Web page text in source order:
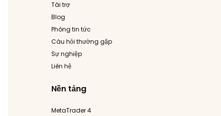
Tài trợ
Blog
Phòng tin tức
Câu hỏi thường gặp
Sự nghiệp
Liên hệ
Nền tảng
MetaTrader 4